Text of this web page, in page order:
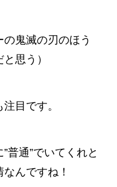
の鬼滅の刃のほう
思う）
目です。
普通”でいてくれと
んですね！